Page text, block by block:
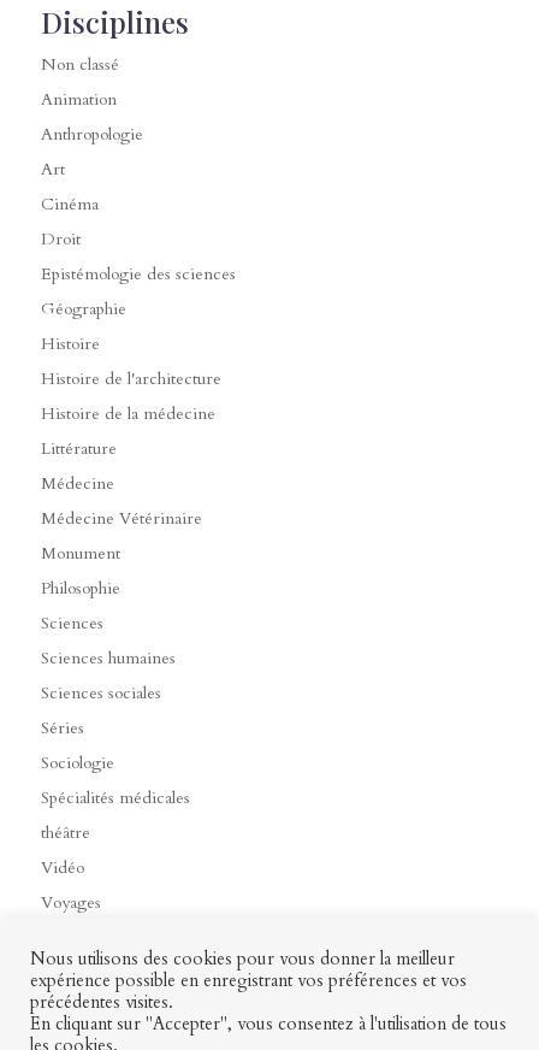
Disciplines
Non classé
Animation
Anthropologie
Art
Cinéma
Droit
Epistémologie des sciences
Géographie
Histoire
Histoire de l'architecture
Histoire de la médecine
Littérature
Médecine
Médecine Vétérinaire
Monument
Philosophie
Sciences
Sciences humaines
Sciences sociales
Séries
Sociologie
Spécialités médicales
théâtre
Vidéo
Voyages
Contact Mon profil
Nous utilisons des cookies pour vous donner la meilleur
expérience possible en enregistrant vos préférences et vos
précédentes visites.
En cliquant sur "Accepter", vous consentez à l'utilisation de tous
les cookies.